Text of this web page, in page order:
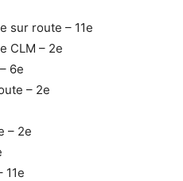
sur route – 11e
CLM – 2e
6e
– 2e
– 2e
11e